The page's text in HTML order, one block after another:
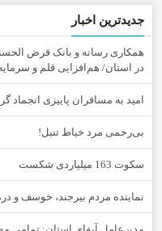
جدیدترین اخبار
همکاری رسانه و بانک قرض
در استان/ هم‌افزایی قلم و
امید به مسافران پاییزی انجماد
‌بی‌رحمی مرد خیاط تنبل!
سکوت 163 میلیاردی شکست
نماینده مردم بیرجند، خوسف و